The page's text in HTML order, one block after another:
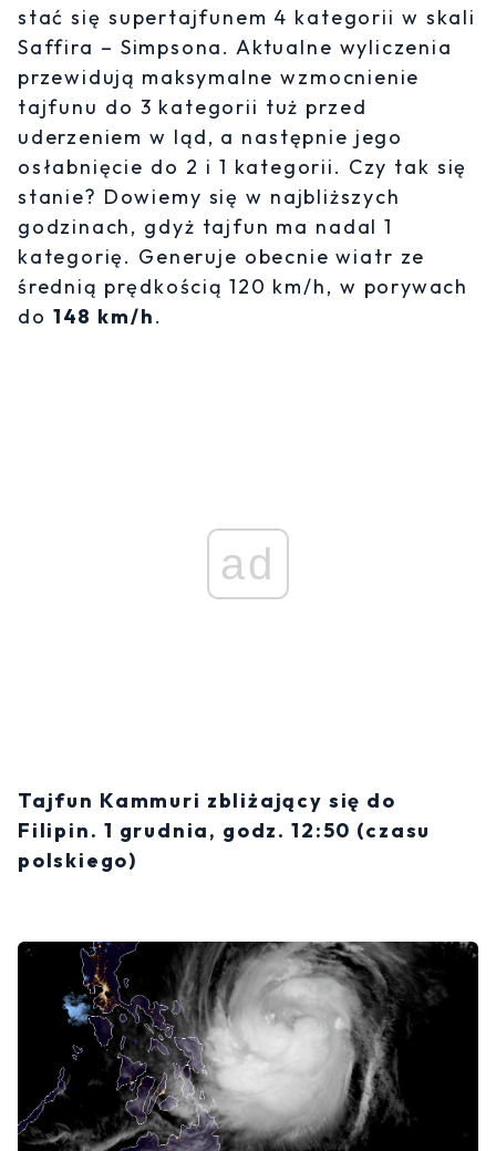
stać się supertajfunem 4 kategorii w skali
Saffira – Simpsona. Aktualne wyliczenia
przewidują maksymalne wzmocnienie
tajfunu do 3 kategorii tuż przed
uderzeniem w ląd, a następnie jego
osłabnięcie do 2 i 1 kategorii. Czy tak się
stanie? Dowiemy się w najbliższych
godzinach, gdyż tajfun ma nadal 1
kategorię. Generuje obecnie wiatr ze
średnią prędkością 120 km/h, w porywach
do 148 km/h.
ad
Tajfun Kammuri zbliżający się do
Filipin. 1 grudnia, godz. 12:50 (czasu
polskiego)